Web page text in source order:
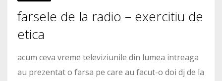
farsele de la radio – exercitiu de
etica
acum ceva vreme televiziunile din lumea intreaga
au prezentat o farsa pe care au facut-o doi dj de la